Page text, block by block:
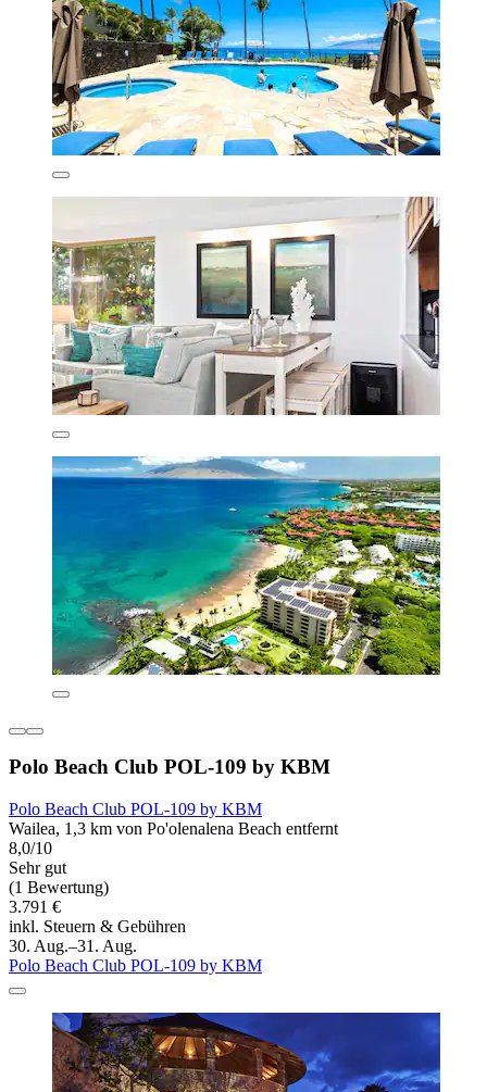
Polo Beach Club POL-109 by KBM
Polo Beach Club POL-109 by KBM
Wailea, 1,3 km von Po'olenalena Beach entfernt
8,0/10
Sehr gut
(1 Bewertung)
3.791 €
inkl. Steuern & Gebühren
30. Aug.–31. Aug.
Polo Beach Club POL-109 by KBM